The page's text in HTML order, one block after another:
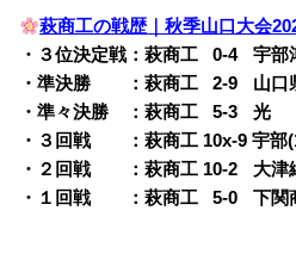
萩商工の戦歴｜秋季山口大会
・３位決定戦：萩商工
00-4 o宇部
・準決勝 ：萩商工
02-9
山口
・準々決勝 ：萩商工
05-3 o光
・３ 回戦 ：萩商工 10x-9 宇部
・２回戦 ：萩商工 10-2
大津
・１回戦 ：萩商工
05-0 o下関